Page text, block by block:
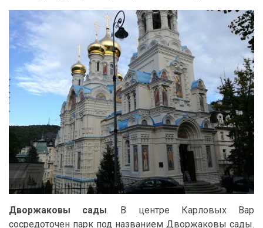
Дворжаковы сады. В центре Карловых Вар
сосредоточен парк под названием Дворжаковы сады.